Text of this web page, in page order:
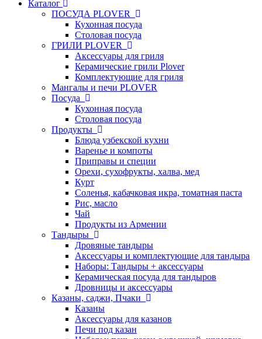
Каталог
ПОСУДА PLOVER
Кухонная посуда
Столовая посуда
ГРИЛИ PLOVER
Аксессуары для гриля
Керамические грили Plover
Комплектующие для гриля
Мангалы и печи PLOVER
Посуда
Кухонная посуда
Столовая посуда
Продукты
Блюда узбекской кухни
Варенье и компоты
Приправы и специи
Орехи, сухофрукты, халва, мед
Курт
Соленья, кабачковая икра, томатная паста
Рис, масло
Чай
Продукты из Армении
Тандыры
Дровяные тандыры
Аксессуары и комплектующие для тандыра
Наборы: Тандыры + аксессуары
Керамическая посуда для тандыров
Дровницы и аксессуары
Казаны, саджи, Пчаки
Казаны
Аксессуары для казанов
Печи под казан